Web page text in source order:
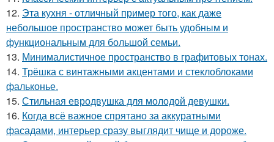
12. Эта кухня - отличный пример того, как даже
небольшое пространство может быть удобным и
функциональным для большой семьи.
13. Минималистичное пространство в графитовых тонах.
14. Трёшка с винтажными акцентами и стеклоблоками
фальконье.
15. Стильная евродвушка для молодой девушки.
16. Когда всё важное спрятано за аккуратными
фасадами, интерьер сразу выглядит чище и дороже.